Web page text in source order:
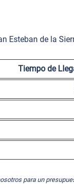
Esteban de la
Tiempo de
para un